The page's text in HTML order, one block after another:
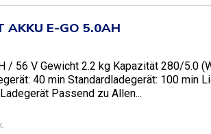
AKKU E-GO 5.0AH
/ 56 V Gewicht 2.2 kg Kapazität 280/5.0
40 min Standardladegerät: 100 min
Passend zu Allen...